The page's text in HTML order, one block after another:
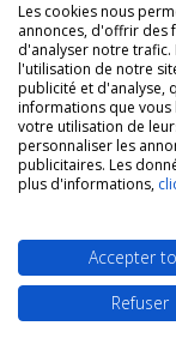
La Boutique des
référence !.
Les cookies nous
annonces, d'offrir des
d'analyser notre
l'utilisation de notre
publicité et d'analyse,
informations que vous
votre utilisation de
personnaliser les
publicitaires. Les
plus d'informations,
Accepter
Refuser